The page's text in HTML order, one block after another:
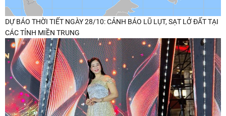
DỰ BÁO THỜI TIẾT NGÀY 28/10: CẢNH BÁO LŨ LỤT, SẠT LỞ ĐẤT TẠI
CÁC TỈNH MIỀN TRUNG